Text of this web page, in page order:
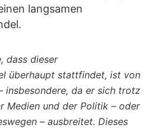
langsamen
dass dieser
überhaupt stattfindet, ist von
insbesondere, da er sich trotz
Medien und der Politik – oder
– ausbreitet. Dieses